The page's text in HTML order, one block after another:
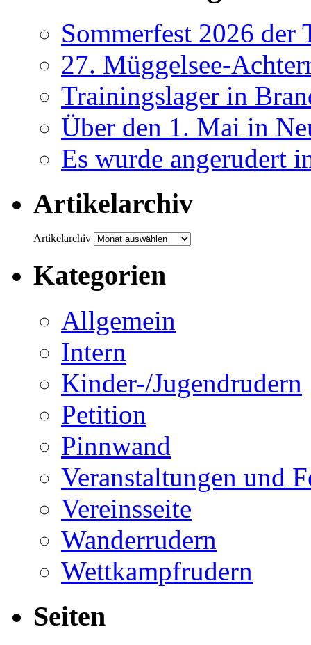
Sommerfest 2026 der
27. Müggelsee-
Trainingslager in
Über den 1. Mai in
Es wurde angerudert
Artikelarchiv
Artikelarchiv
Kategorien
Allgemein
Intern
Kinder-/Jugendrudern
Petition
Pinnwand
Veranstaltungen und
Vereinsseite
Wanderrudern
Wettkampfrudern
Seiten